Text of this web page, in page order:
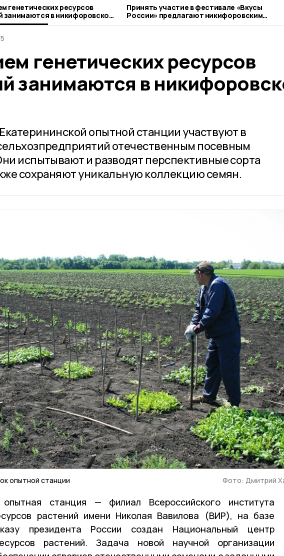
генетических ресурсов
занимаются в никифоровском
Принять участие в фестивале «Вкусы
России» предлагают никифоровским
фермерам
генетических ресурсов
занимаются в
опытной станции участвуют в
отечественным посевным
испытывают и разводят перспективные сорта
сохраняют уникальную коллекцию семян.
опытной станции Фото: Дмитрий
опытная станция — филиал Всероссийского института
растений имени Николая Вавилова (ВИР), на базе
президента России создан Национальный центр
растений. Задача новой научной организации